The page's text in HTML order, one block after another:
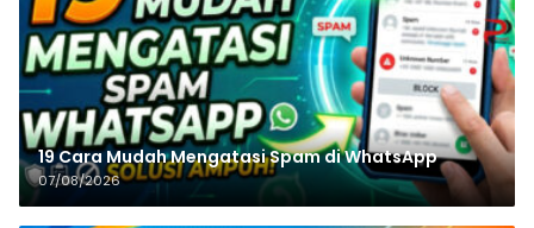
19 Cara Mudah Mengatasi Spam di WhatsApp
07/08/2026